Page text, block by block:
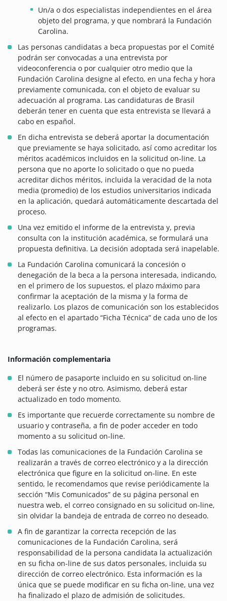
Un/a o dos especialistas independientes en el área
objeto del programa, y que nombrará la Fundación
Carolina.
Las personas candidatas a beca propuestas por el Comité
podrán ser convocadas a una entrevista por
videoconferencia o por cualquier otro medio que la
Fundación Carolina designe al efecto, en una fecha y hora
previamente comunicada, con el objeto de evaluar su
adecuación al programa. Las candidaturas de Brasil
deberán tener en cuenta que esta entrevista se llevará a
cabo en español.
En dicha entrevista se deberá aportar la documentación
que previamente se haya solicitado, así como acreditar los
méritos académicos incluidos en la solicitud on-line. La
persona que no aporte lo solicitado o que no pueda
acreditar dichos méritos, incluida la veracidad de la nota
media (promedio) de los estudios universitarios indicada
en la aplicación, quedará automáticamente descartada del
proceso.
Una vez emitido el informe de la entrevista y, previa
consulta con la institución académica, se formulará una
propuesta definitiva. La decisión adoptada será inapelable.
La Fundación Carolina comunicará la concesión o
denegación de la beca a la persona interesada, indicando,
en el primero de los supuestos, el plazo máximo para
confirmar la aceptación de la misma y la forma de
realizarlo. Los plazos de comunicación son los establecidos
al efecto en el apartado “Ficha Técnica” de cada uno de los
programas.
Información complementaria
El número de pasaporte incluido en su solicitud on-line
deberá ser éste y no otro. Asimismo, deberá estar
actualizado en todo momento.
Es importante que recuerde correctamente su nombre de
usuario y contraseña, a fin de poder acceder en todo
momento a su solicitud on-line.
Todas las comunicaciones de la Fundación Carolina se
realizarán a través de correo electrónico y a la dirección
electrónica que figure en la solicitud on-line. En este
sentido, le recomendamos que revise periódicamente la
sección “Mis Comunicados” de su página personal en
nuestra web, el correo consignado en su solicitud on-line,
sin olvidar la bandeja de entrada de correo no deseado.
A fin de garantizar la correcta recepción de las
comunicaciones de la Fundación Carolina, será
responsabilidad de la persona candidata la actualización
en su ficha on-line de sus datos personales, incluida su
dirección de correo electrónico. Esta información es la
única que se puede modificar en su ficha on-line, una vez
ha finalizado el plazo de admisión de solicitudes.